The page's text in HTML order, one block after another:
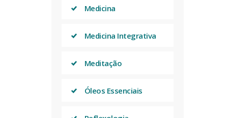
Medicina
Medicina Integrativa
Meditação
Óleos Essenciais